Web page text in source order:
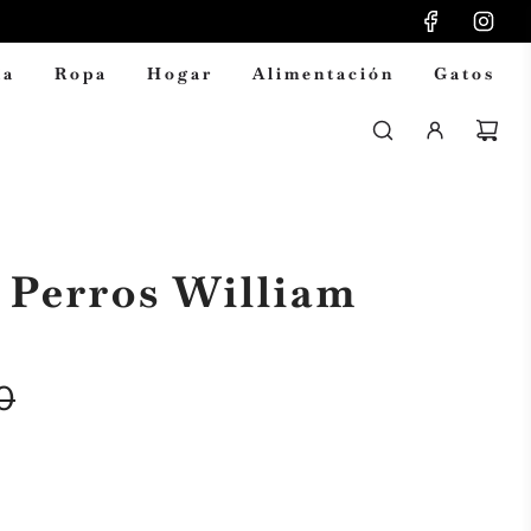
Ropa Hogar Alimentación Gatos
Perros William